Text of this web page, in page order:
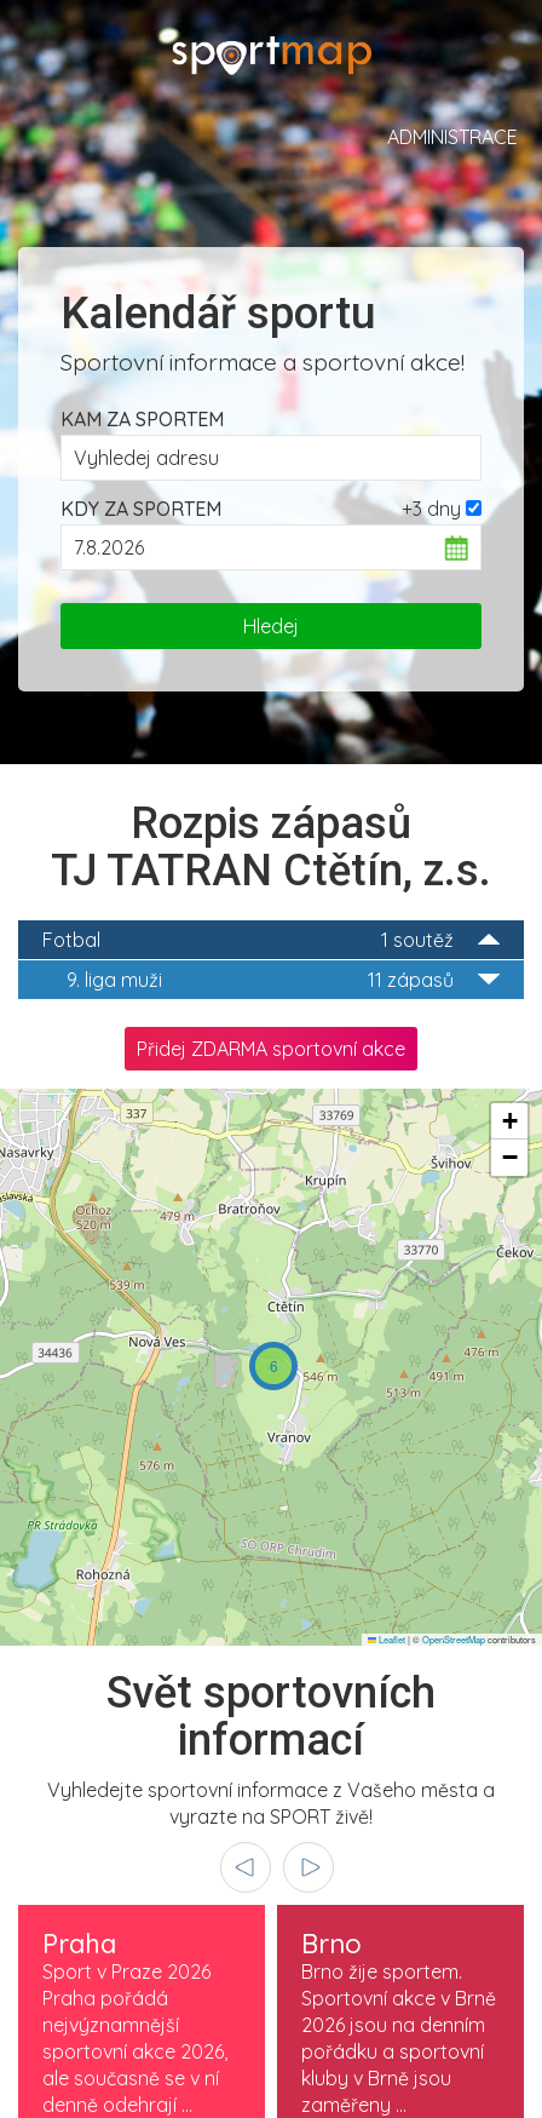
ADMINISTRACE
Kalendář sportu
Sportovní informace a sportovní akce!
KAM ZA SPORTEM
+3 dny
KDY ZA SPORTEM
Rozpis zápasů
TJ TATRAN Ctětín, z.s.
1 soutěž
Fotbal
11 zápasů
9. liga muži
Přidej ZDARMA sportovní akce
6
+
−
Leaflet|©OpenStreetMapcontributors
Svět sportovních
informací
Vyhledejte sportovní informace z Vašeho města a
vyrazte na SPORT živě!
Praha
Sport v Praze 2026
Praha pořádá
nejvýznamnější
sportovní akce 2026,
ale současně se v ní
denně odehrají ...
Brno
Brno žije sportem.
Sportovní akce v Brně
2026 jsou na denním
pořádku a sportovní
kluby v Brně jsou
zaměřeny ...